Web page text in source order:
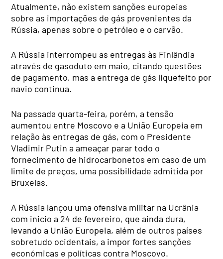
Atualmente, não existem sanções europeias
sobre as importações de gás provenientes da
Rússia, apenas sobre o petróleo e o carvão.
A Rússia interrompeu as entregas às Finlândia
através de gasoduto em maio, citando questões
de pagamento, mas a entrega de gás liquefeito por
navio continua.
Na passada quarta-feira, porém, a tensão
aumentou entre Moscovo e a União Europeia em
relação às entregas de gás, com o Presidente
Vladimir Putin a ameaçar parar todo o
fornecimento de hidrocarbonetos em caso de um
limite de preços, uma possibilidade admitida por
Bruxelas.
A Rússia lançou uma ofensiva militar na Ucrânia
com inicio a 24 de fevereiro, que ainda dura,
levando a União Europeia, além de outros países
sobretudo ocidentais, a impor fortes sanções
económicas e políticas contra Moscovo.